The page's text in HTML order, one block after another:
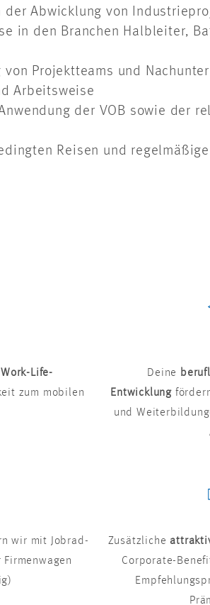
der Abwicklung von
in den Branchen Halbleiter,
von Projektteams und
Arbeitsweise
der VOB sowie der
Reisen und
Work-Life-
zum mobilen
Deine
Entwicklung
und
wir mit Jobrad-
Firmenwagen
Zusätzliche
Corporate-